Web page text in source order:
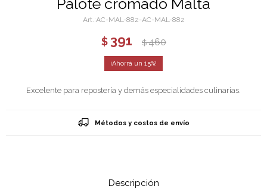
Palote cromado Malta
AC-MAL-882-AC-MAL-882
$ 391 $ 460
15
Excelente para repostería y demás especialidades culinarias.
Métodos y costos de envío
Descripción